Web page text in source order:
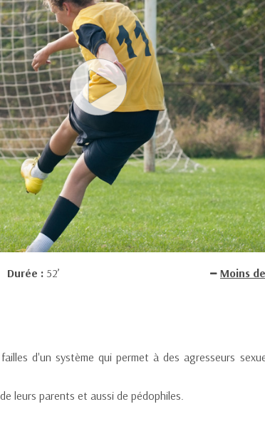
Durée : 52’
Moins
d'un système qui permet à des agresseurs
leurs parents et aussi de pédophiles.